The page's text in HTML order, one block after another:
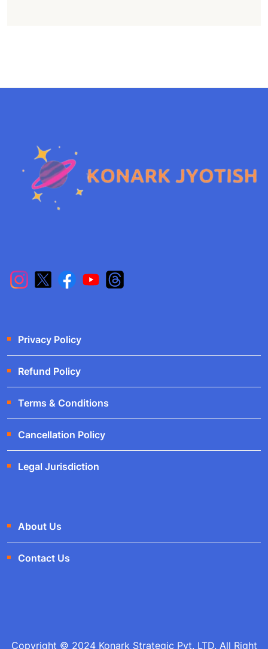
Privacy Policy
Refund Policy
Terms & Conditions
Cancellation Policy
Legal Jurisdiction
About Us
Contact Us
Copyright © 2024 Konark Strategic Pvt. LTD. All Right